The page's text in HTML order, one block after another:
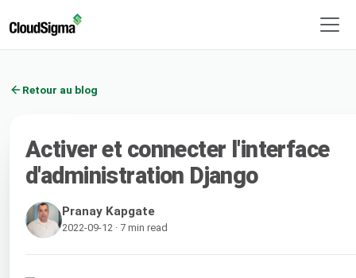
Retour au blog
Activer et connecter l'interface
d'administration Django
Pranay Kapgate
2022-09-12 · 7 min read